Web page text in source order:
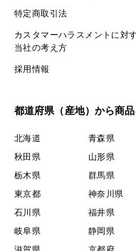
特定商取引法
カスタマーハラスメントに対
当社の考え方
採用情報
都道府県（産地）から商
北海道 青森県
秋田県
山形県
栃木県
群馬県
東京都
神奈川県
石川県
福井県
岐阜県
静岡県